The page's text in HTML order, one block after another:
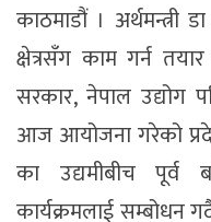
काठमाडौं । अर्थमन्त्री
क्षेत्रसँग काम गर्न
सरकार, नेपाल उद्योग
आज आयोजना गरेको
का उद्यमीबीच
कार्यक्रमलाई सम्बोधन